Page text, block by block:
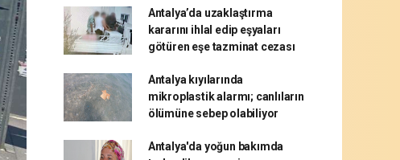
Antalya’da uzaklaştırma
kararını ihlal edip eşyaları
götüren eşe tazminat cezası
Antalya kıyılarında
mikroplastik alarmı; canlıların
ölümüne sebep olabiliyor
Antalya'da yoğun bakımda